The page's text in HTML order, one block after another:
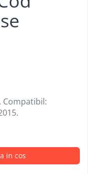
Compatibil:
in cos